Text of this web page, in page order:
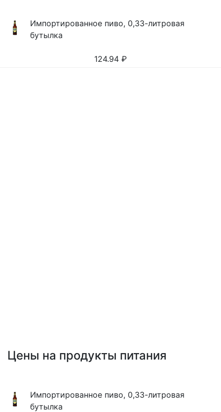
Импортированное пиво, 0,33-литровая
бутылка
124.94 ₽
Цены на продукты питания
Импортированное пиво, 0,33-литровая
бутылка